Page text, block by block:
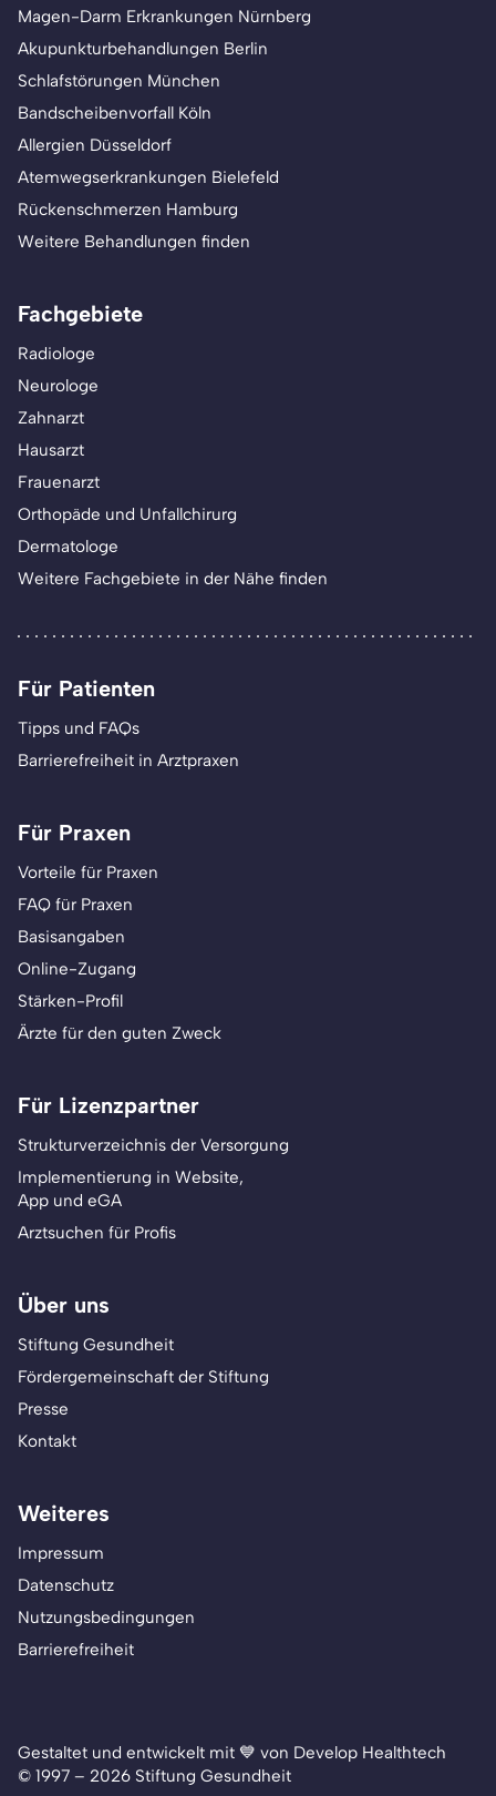
Magen-Darm Erkrankungen Nürnberg
Akupunkturbehandlungen Berlin
Schlafstörungen München
Bandscheibenvorfall Köln
Allergien Düsseldorf
Atemwegserkrankungen Bielefeld
Rückenschmerzen Hamburg
Weitere Behandlungen finden
Fachgebiete
Radiologe
Neurologe
Zahnarzt
Hausarzt
Frauenarzt
Orthopäde und Unfallchirurg
Dermatologe
Weitere Fachgebiete in der Nähe finden
Für Patienten
Tipps und FAQs
Barrierefreiheit in Arztpraxen
Für Praxen
Vorteile für Praxen
FAQ für Praxen
Basisangaben
Online-Zugang
Stärken-Profil
Ärzte für den guten Zweck
Für Lizenzpartner
Strukturverzeichnis der Versorgung
Implementierung in Website,
App und eGA
Arztsuchen für Profis
Über uns
Stiftung Gesundheit
Fördergemeinschaft der Stiftung
Presse
Kontakt
Weiteres
Impressum
Datenschutz
Nutzungsbedingungen
Barrierefreiheit
Gestaltet und entwickelt mit 💙 von Develop Healthtech
© 1997 – 2026 Stiftung Gesundheit